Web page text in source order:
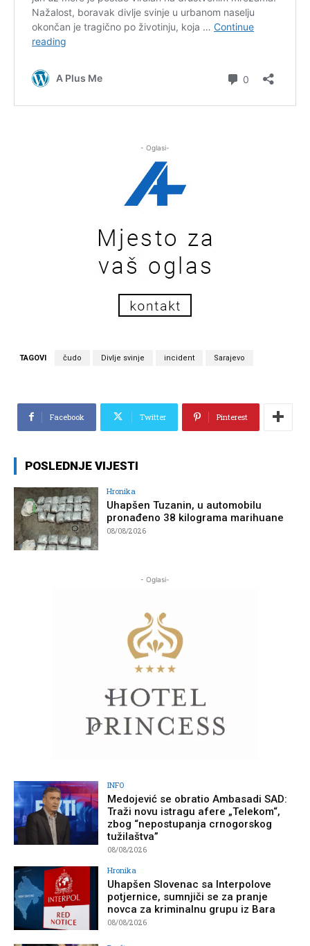
- Oglasi-
TAGOVI čudo Divlje svinje incident Sarajevo
Facebook Twitter Pinterest
POSLEDNJE VIJESTI
Hronika
Uhapšen Tuzanin, u automobilu
pronađeno 38 kilograma marihuane
08/08/2026
- Oglasi-
INFO
Medojević se obratio Ambasadi SAD:
Traži novu istragu afere „Telekom“,
zbog “nepostupanja crnogorskog
tužilaštva”
08/08/2026
Hronika
Uhapšen Slovenac sa Interpolove
potjernice, sumnjiči se za pranje
novca za kriminalnu grupu iz Bara
08/08/2026